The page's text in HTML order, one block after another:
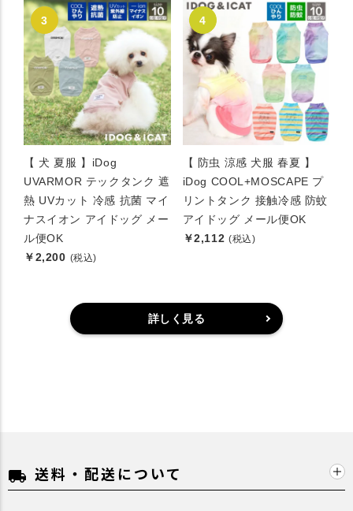
【 犬 夏服 】iDog
UVARMOR テックタンク 遮
熱 UVカット 冷感 抗菌 マイ
ナスイオン アイドッグ メー
ル便OK
￥2,200 (税込)
【 防虫 涼感 犬服 春夏 】
iDog COOL+MOSCAPE プ
リントタンク 接触冷感 防蚊
アイドッグ メール便OK
￥2,112 (税込)
詳しく見る
local_shipping 送料・配送について